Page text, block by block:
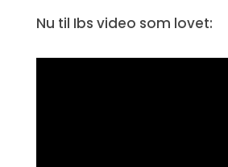
Nu til Ibs video som lovet: